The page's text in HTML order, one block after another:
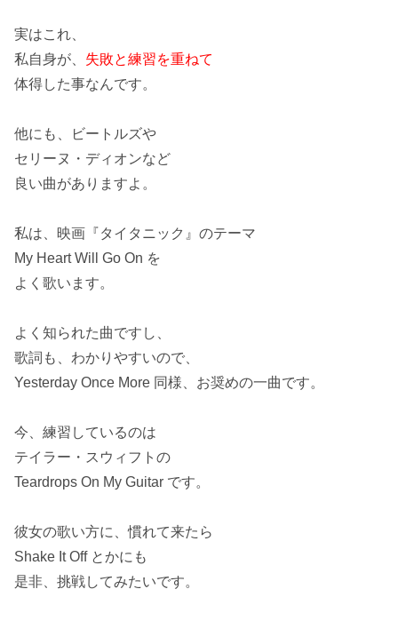
実はこれ、
私自身が、 失敗と練習を重ねて
体得した事なんです。
他にも、 ビートルズや
セリーヌ・ディオンなど
良い曲がありますよ。
私は、映画『タイタニック』のテーマ
My Heart Will Go On を
よく歌います。
よく知られた曲ですし、
歌詞も、わかりやすいので、
Yesterday Once More 同様、お奨めの一曲です。
今、練習しているのは
テイラー・スウィフトの
Teardrops On My Guitar です。
彼女の歌い方に、慣れて来たら
Shake It Offとかにも
是非、挑戦してみたいです。